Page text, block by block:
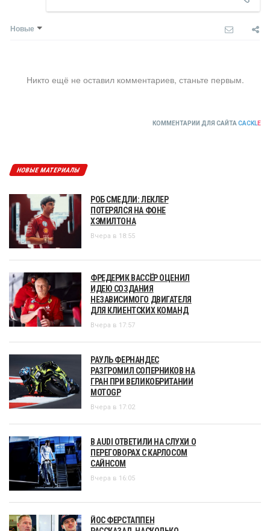
Новые
Никто ещё не оставил комментариев, станьте первым.
КОММЕНТАРИИ ДЛЯ САЙТА CACKLE
НОВЫЕ МАТЕРИАЛЫ
РОБ СМЕДЛИ: ЛЕКЛЕР
ПОТЕРЯЛСЯ НА ФОНЕ
ХЭМИЛТОНА
Вчера в 18:55
ФРЕДЕРИК ВАССЁР ОЦЕНИЛ
ИДЕЮ СОЗДАНИЯ
НЕЗАВИСИМОГО ДВИГАТЕЛЯ
ДЛЯ КЛИЕНТСКИХ КОМАНД
Вчера в 17:57
РАУЛЬ ФЕРНАНДЕС
РАЗГРОМИЛ СОПЕРНИКОВ НА
ГРАН ПРИ ВЕЛИКОБРИТАНИИ
MOTOGP
Вчера в 17:02
В AUDI ОТВЕТИЛИ НА СЛУХИ О
ПЕРЕГОВОРАХ С КАРЛОСОМ
САЙНСОМ
Вчера в 16:05
ЙОС ФЕРСТАППЕН